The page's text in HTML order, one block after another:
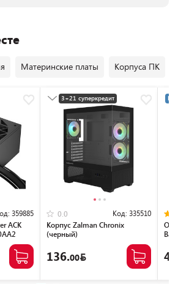
Материнские платы Корпуса ПК
359885
ACK
3+21 суперкредит
Разумная цена
0.0 Код: 335510
Корпус Zalman Chronix
(черный)
136.00